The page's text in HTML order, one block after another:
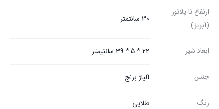
ارتفاع تا پلاتور
(آبریز)
30 سانتمتر
ابعاد شیر 22 * 5 * 39 سانتیمتر
جنس آلیاژ برنج
رنگ طلایی